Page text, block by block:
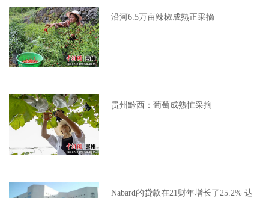
沿河6.5万亩辣椒成熟正采摘
贵州黔西：葡萄成熟忙采摘
Nabard的贷款在21财年增长了25.2% 达